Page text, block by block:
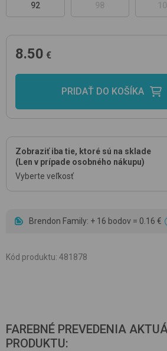
92 98
8.50 €
PRIDAŤ DO KOŠÍKA
Zobraziť iba tie, ktoré sú na sklade
(Len v prípade osobného nákupu)
Vyberte veľkosť
Brendon Family: + 16 bodov = 0.16 €
Kód produktu: 481878
FAREBNÉ PREVEDENIA
PRODUKTU: